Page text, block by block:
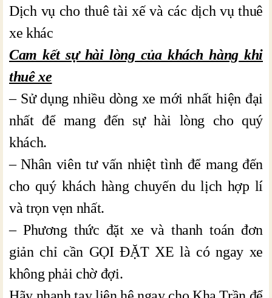
Dịch vụ cho thuê tài xế và các dịch vụ thuê
xe khác
Cam kết sự hài lòng của khách hàng khi
thuê xe
– Sử dụng nhiều dòng xe mới nhất hiện đại
nhất để mang đến sự hài lòng cho quý
khách.
– Nhân viên tư vấn nhiệt tình để mang đến
cho quý khách hàng chuyến du lịch hợp lí
và trọn vẹn nhất.
– Phương thức đặt xe và thanh toán đơn
giản chỉ cần GỌI ĐẶT XE là có ngay xe
không phải chờ đợi.